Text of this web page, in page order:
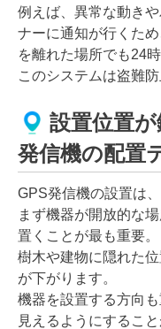
例えば、異常な動き
ナーに通知が行くた
を離れた場所でも24
このシステムは盗難
設置位置
発信機の配置
GPS発信機の設置は
まず機器が開放的な
置くことが最も重要。
樹木や建物に隠れた
が下がります。
機器を設置する方向
見えるようにするこ